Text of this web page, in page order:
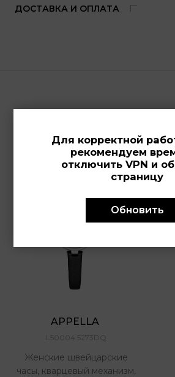
ДОСТАВКА И ОПЛАТА
APPELLA
L50004.5273DQ
Женские швейцарские
часы, кварцевый механизм,
Для корректной
рекомендуем
отключить VPN и
страницу
Обновить